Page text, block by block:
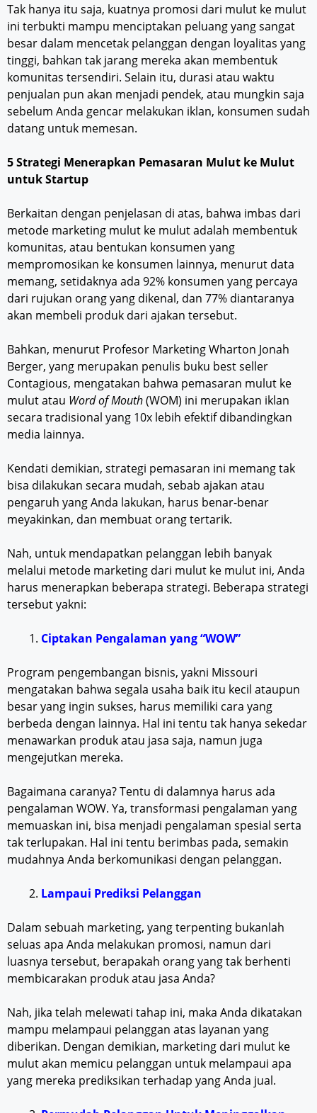
Tak hanya itu saja, kuatnya promosi dari mulut ke mulut
ini terbukti mampu menciptakan peluang yang sangat
besar dalam mencetak pelanggan dengan loyalitas yang
tinggi, bahkan tak jarang mereka akan membentuk
komunitas tersendiri. Selain itu, durasi atau waktu
penjualan pun akan menjadi pendek, atau mungkin saja
sebelum Anda gencar melakukan iklan, konsumen sudah
datang untuk memesan.
5 Strategi Menerapkan Pemasaran Mulut ke Mulut
untuk Startup
Berkaitan dengan penjelasan di atas, bahwa imbas dari
metode marketing mulut ke mulut adalah membentuk
komunitas, atau bentukan konsumen yang
mempromosikan ke konsumen lainnya, menurut data
memang, setidaknya ada 92% konsumen yang percaya
dari rujukan orang yang dikenal, dan 77% diantaranya
akan membeli produk dari ajakan tersebut.
Bahkan, menurut Profesor Marketing Wharton Jonah
Berger, yang merupakan penulis buku best seller
Contagious, mengatakan bahwa pemasaran mulut ke
mulut atau Word ofMouth(WOM) ini merupakan iklan
secara tradisional yang 10x lebih efektif dibandingkan
media lainnya.
Kendati demikian, strategi pemasaran ini memang tak
bisa dilakukan secara mudah, sebab ajakan atau
pengaruh yang Anda lakukan, harus benar-benar
meyakinkan, dan membuat orang tertarik.
Nah, untuk mendapatkan pelanggan lebih banyak
melalui metode marketing dari mulut ke mulut ini, Anda
harus menerapkan beberapa strategi. Beberapa strategi
tersebut yakni:
Ciptakan Pengalaman yang “WOW”
Program pengembangan bisnis, yakni Missouri
mengatakan bahwa segala usaha baik itu kecil ataupun
besar yang ingin sukses, harus memiliki cara yang
berbeda dengan lainnya. Hal ini tentu tak hanya sekedar
menawarkan produk atau jasa saja, namun juga
mengejutkan mereka.
Bagaimana caranya? Tentu di dalamnya harus ada
pengalaman WOW. Ya, transformasi pengalaman yang
memuaskan ini, bisa menjadi pengalaman spesial serta
tak terlupakan. Hal ini tentu berimbas pada, semakin
mudahnya Anda berkomunikasi dengan pelanggan.
Lampaui Prediksi Pelanggan
Dalam sebuah marketing, yang terpenting bukanlah
seluas apa Anda melakukan promosi, namun dari
luasnya tersebut, berapakah orang yang tak berhenti
membicarakan produk atau jasa Anda?
Nah, jika telah melewati tahap ini, maka Anda dikatakan
mampu melampaui pelanggan atas layanan yang
diberikan. Dengan demikian, marketing dari mulut ke
mulut akan memicu pelanggan untuk melampaui apa
yang mereka prediksikan terhadap yang Anda jual.